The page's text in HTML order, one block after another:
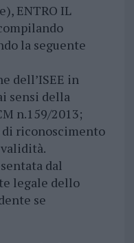
ENTRO IL
la seguente
dell’ISEE in
sensi della
n.159/2013;
riconoscimento
dal
legale dello
se